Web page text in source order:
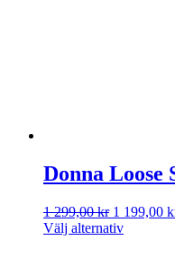
Donna Loose
1 299,00kr Det
ursprungliga
1 199,00
Välj alternativ